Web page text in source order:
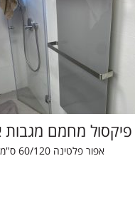
פיקסול מחמם מגבות
אפור פלטינה 60/120 ס"מ